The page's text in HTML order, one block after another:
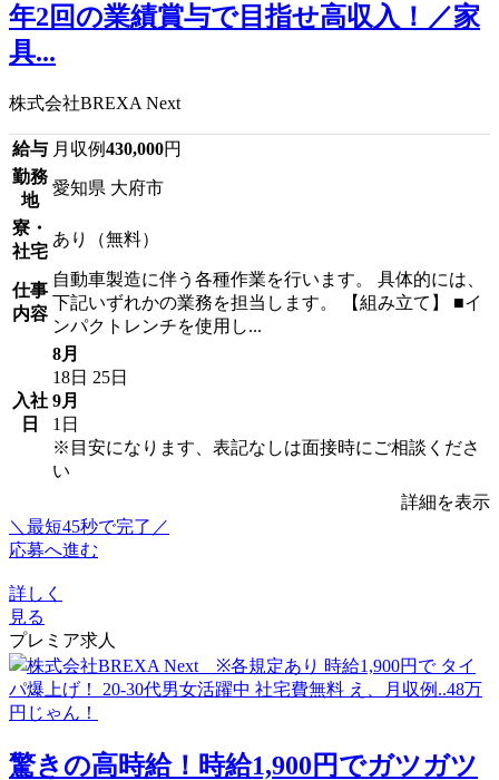
年2回の業績賞与で目指せ高収入！／家
具...
株式会社BREXA Next
給与 月収例430,000円
勤務
地
愛知県 大府市
寮・
社宅
あり（無料）
仕事
内容
自動車製造に伴う各種作業を行います。 具体的には、
下記いずれかの業務を担当します。 【組み立て】 ■イ
ンパクトレンチを使用し...
入社
日
8月
18日 25日
9月
1日
※目安になります、表記なしは面接時にご相談くださ
い
詳細を表示
＼最短45秒で完了／
応募へ進む
詳しく
見る
プレミア求人
驚きの高時給！時給1,900円でガツガツ